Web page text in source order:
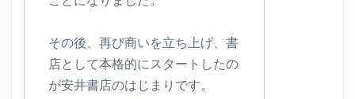
その後、再び商いを立ち上げ、書
店として本格的にスタートしたの
が安井書店のはじまりです。